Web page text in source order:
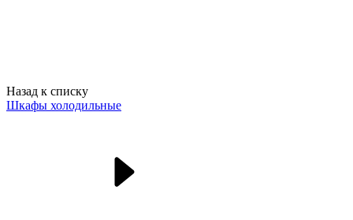
Назад к списку
Шкафы холодильные